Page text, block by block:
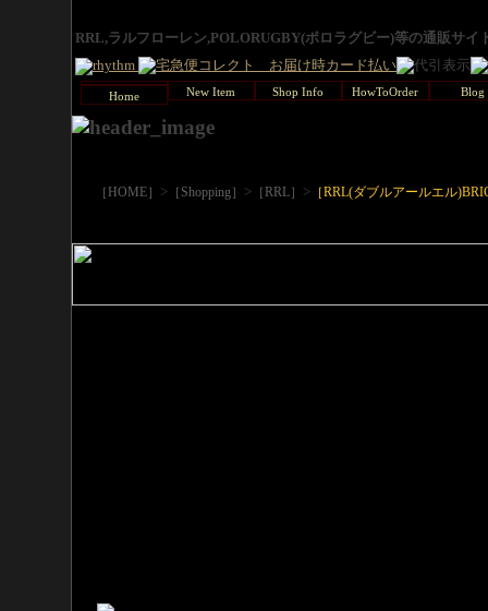
RRL,ラルフローレン,POLORUGBY(ポロラグビー)等の通販サ
Home New Item Shop Info HowToOrder Blog
［HOME］ > ［Shopping］ > ［RRL］ > ［RRL(ダブルアールエル